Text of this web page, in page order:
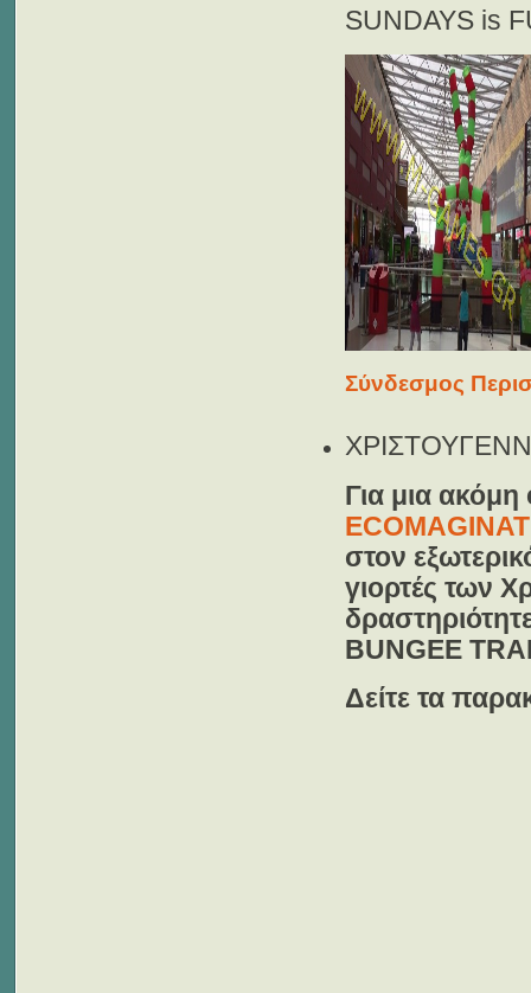
SUNDAYS is
Σύνδεσμος
Για μια
στον
γιορτές των
BUNGEE
Δείτε τα